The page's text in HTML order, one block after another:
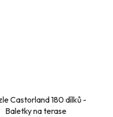
Castorland 180 dílků -
Baletky na terase